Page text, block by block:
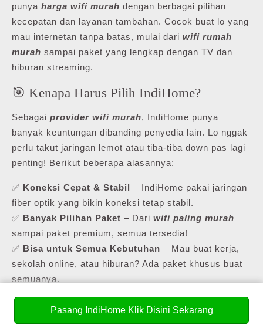
punya harga wifi murah dengan berbagai pilihan
kecepatan dan layanan tambahan. Cocok buat lo yang
mau internetan tanpa batas, mulai dari wifi rumah
murah sampai paket yang lengkap dengan TV dan
hiburan streaming.
🎯 Kenapa Harus Pilih IndiHome?
Sebagai provider wifi murah, IndiHome punya
banyak keuntungan dibanding penyedia lain. Lo nggak
perlu takut jaringan lemot atau tiba-tiba down pas lagi
penting! Berikut beberapa alasannya:
✅ Koneksi Cepat & Stabil – IndiHome pakai jaringan
fiber optik yang bikin koneksi tetap stabil.
✅ Banyak Pilihan Paket – Dari wifi paling murah
sampai paket premium, semua tersedia!
✅ Bisa untuk Semua Kebutuhan – Mau buat kerja,
sekolah online, atau hiburan? Ada paket khusus buat
semuanya.
jadi lo bisa dapet harga lebih hemat!
Pasang IndiHome Klik Disini Sekarang